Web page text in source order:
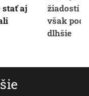
stať aj
žiadostí
však
dlhšie